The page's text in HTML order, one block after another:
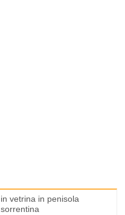
in vetrina in penisola
sorrentina